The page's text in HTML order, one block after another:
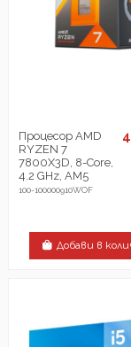
Процесор AMD
RYZEN 7
7800X3D, 8-Core,
4.2 GHz, AM5
100-100000910WOF
Добави в